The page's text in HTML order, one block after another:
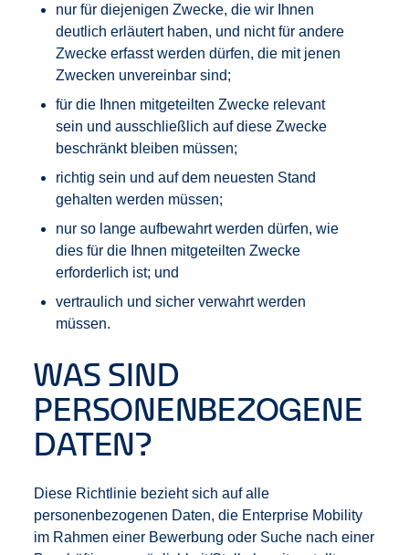
nur für diejenigen Zwecke, die wir Ihnen
deutlich erläutert haben, und nicht für andere
Zwecke erfasst werden dürfen, die mit jenen
Zwecken unvereinbar sind;
für die Ihnen mitgeteilten Zwecke relevant
sein und ausschließlich auf diese Zwecke
beschränkt bleiben müssen;
richtig sein und auf dem neuesten Stand
gehalten werden müssen;
nur so lange aufbewahrt werden dürfen, wie
dies für die Ihnen mitgeteilten Zwecke
erforderlich ist; und
vertraulich und sicher verwahrt werden
müssen.
WAS SIND
PERSONENBEZOGENE
DATEN?
Diese Richtlinie bezieht sich auf alle
personenbezogenen Daten, die Enterprise Mobility
im Rahmen einer Bewerbung oder Suche nach einer